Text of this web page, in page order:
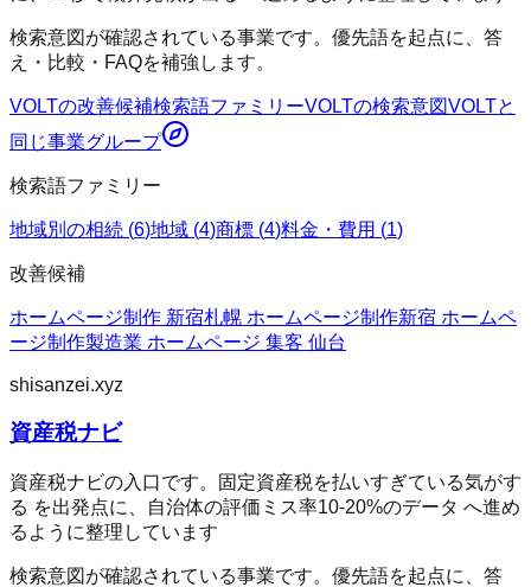
検索意図が確認されている事業です。優先語を起点に、答
え・比較・FAQを補強します。
VOLTの改善候補検索語ファミリーVOLTの検索意図VOLTと
同じ事業グループ
検索語ファミリー
地域別の相続 (6)地域 (4)商標 (4)料金・費用 (1)
改善候補
ホームページ制作 新宿札幌 ホームページ制作新宿 ホームペ
ージ制作製造業 ホームページ 集客 仙台
shisanzei.xyz
資産税ナビ
資産税ナビの入口です。固定資産税を払いすぎている気がす
る を出発点に、自治体の評価ミス率10-20%のデータ へ進め
るように整理しています
検索意図が確認されている事業です。優先語を起点に、答